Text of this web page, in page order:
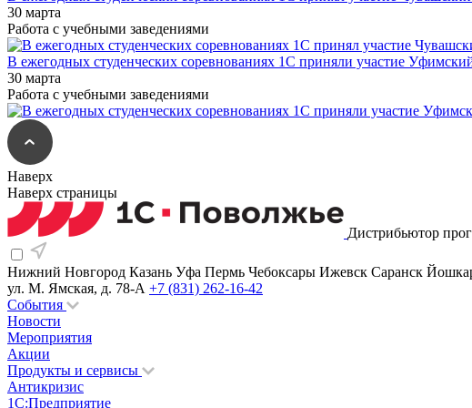
30 марта
Работа с учебными заведениями
В ежегодных студенческих соревнованиях 1С приняли участие
30 марта
Работа с учебными заведениями
Наверх
Наверх страницы
Дистрибьютор
Нижний Новгород Казань Уфа Пермь Чебоксары Ижевск Саранск
ул. М. Ямская, д. 78-А +7 (831) 262-16-42
События
Новости
Мероприятия
Акции
Продукты и сервисы
Антикризис
1С:Предприятие